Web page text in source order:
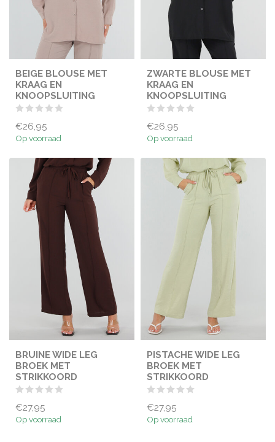
BEIGE BLOUSE MET
KRAAG EN
KNOOPSLUITING
€26,95
Op voorraad
ZWARTE BLOUSE MET
KRAAG EN
KNOOPSLUITING
€26,95
Op voorraad
BRUINE WIDE LEG
BROEK MET
STRIKKOORD
€27,95
Op voorraad
PISTACHE WIDE LEG
BROEK MET
STRIKKOORD
€27,95
Op voorraad